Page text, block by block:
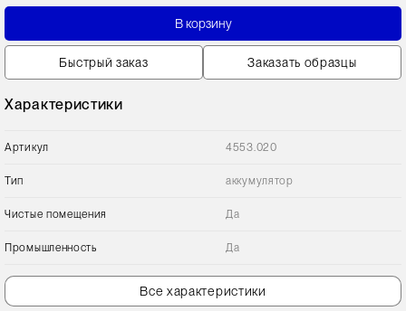
В корзину
Быстрый заказ Заказать образцы
Характеристики
Артикул 4553.020
Тип аккумулятор
Чистые помещения Да
Промышленность Да
Все характеристики